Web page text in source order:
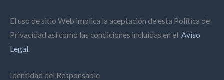
El uso de sitio Web implica la aceptación de esta Política de
Privacidad así como las condiciones incluidas en el Aviso
Legal.
Identidad del Responsable